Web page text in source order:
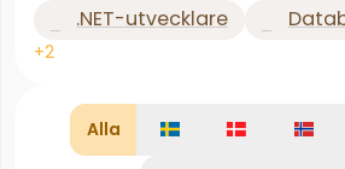
.NET-utvecklare
+2
Alla